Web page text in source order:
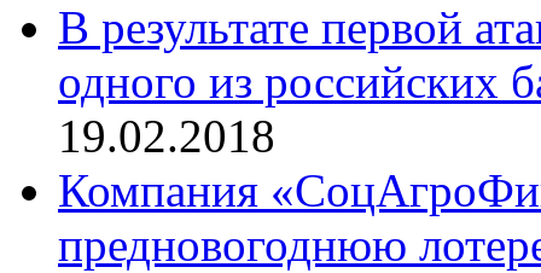
В результате первой
одного из российских
19.02.2018
Компания
предновогоднюю